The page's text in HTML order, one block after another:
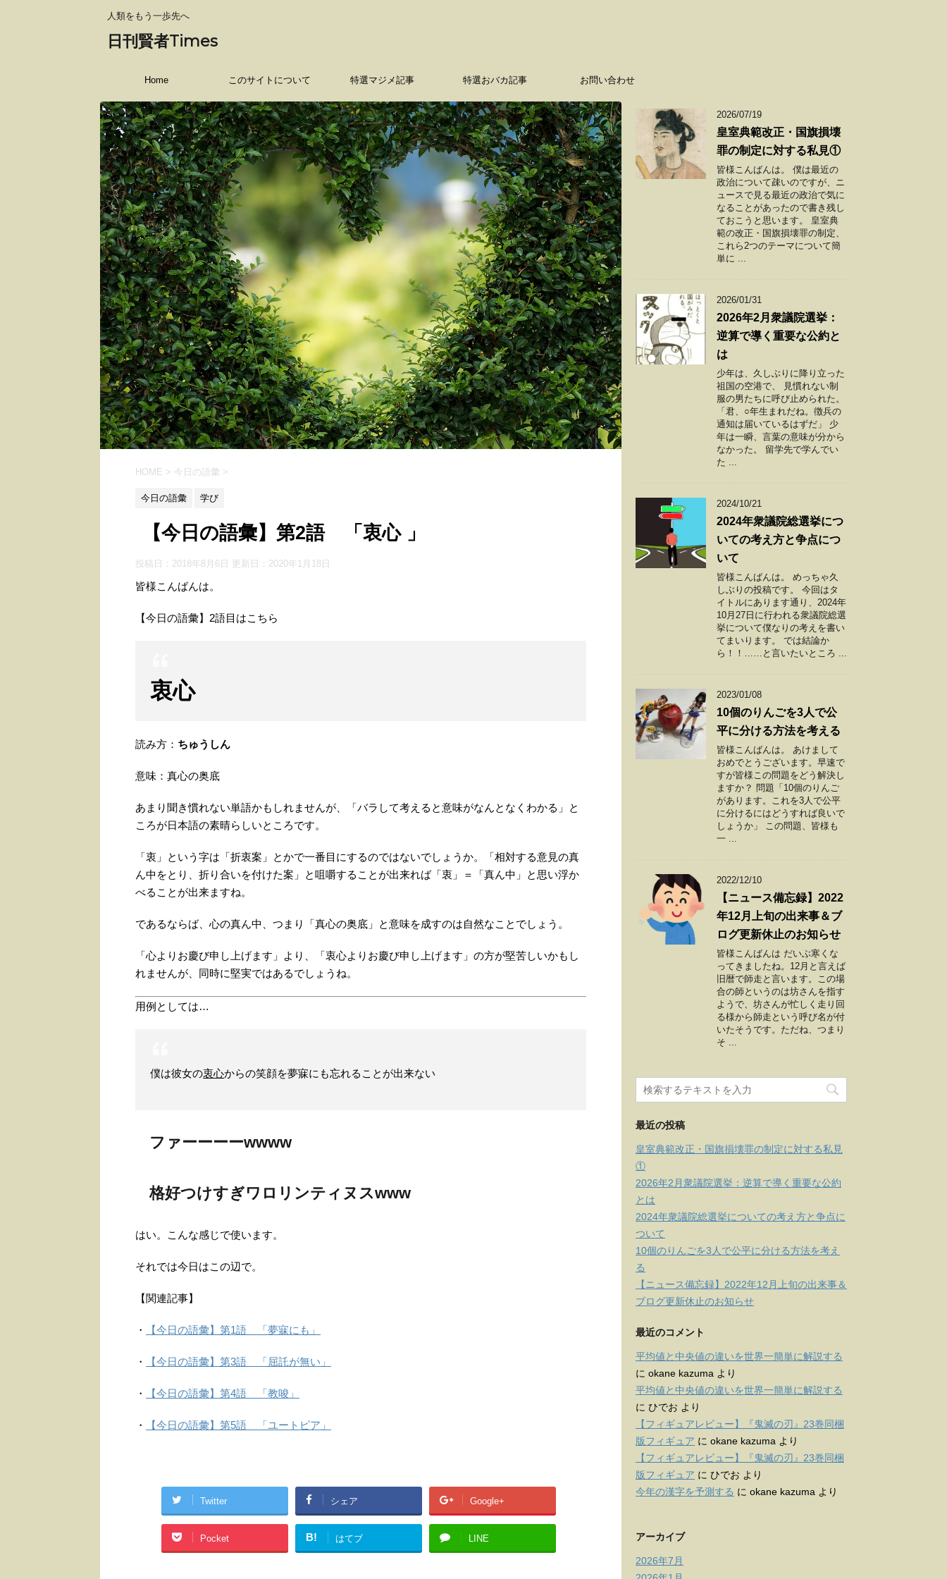
人類をもう一歩先へ
日刊賢者Times
Home このサイトについて 特選マジメ記事 特選おバカ記事 お問い合わせ
HOME > 今日の語彙 >
今日の語彙 学び
【今日の語彙】第2語 「衷心 」
投稿日：2018年8月6日 更新日： 2020年1月18日
皆様こんばんは。
【今日の語彙】2語目はこちら
衷心
読み方： ちゅうしん
意味：真心の奥底
あまり聞き慣れない単語かもしれませんが、「バラして考えると意味がなんとなくわかる」と
ころが日本語の素晴らしいところです。
「衷」という字は「折衷案」とかで一番目にするのではないでしょうか。「相対する意見の真
ん中をとり、折り合いを付けた案」と咀嚼することが出来れば「衷」＝「真ん中」と思い浮か
べることが出来ますね。
であるならば、心の真ん中、つまり「真心の奥底」と意味を成すのは自然なことでしょう。
「心よりお慶び申し上げます」より、「衷心よりお慶び申し上げます」の方が堅苦しいかもし
れませんが、同時に堅実ではあるでしょうね。
用例としては…
僕は彼女の衷心からの笑顔を夢寐にも忘れることが出来ない
ファーーーーwwww
格好つけすぎワロリンティヌスwww
はい。こんな感じで使います。
それでは今日はこの辺で。
【関連記事】
・ 【今日の語彙】第1語 「夢寐にも」
・ 【今日の語彙】第3語 「屈託が無い」
・ 【今日の語彙】第4語 「教唆」
・ 【今日の語彙】第5語 「ユートピア」
Twitter シェア Google+
Pocket B! はてブ LINE
2026/07/19
皇室典範改正・国旗損壊
罪の制定に対する私見①
皆様こんばんは。 僕は最近の
政治について疎いのですが、ニ
ュースで見る最近の政治で気に
なることがあったので書き残し
ておこうと思います。 皇室典
範の改正・国旗損壊罪の制定、
これら2つのテーマについて簡
単に ...
2026/01/31
2026年2月衆議院選挙：
逆算で導く重要な公約と
は
少年は、久しぶりに降り立った
祖国の空港で、 見慣れない制
服の男たちに呼び止められた。
「君、○年生まれだね。徴兵の
通知は届いているはずだ」 少
年は一瞬、言葉の意味が分から
なかった。 留学先で学んでい
た ...
2024/10/21
2024年衆議院総選挙につ
いての考え方と争点につ
いて
皆様こんばんは。 めっちゃ久
しぶりの投稿です。 今回はタ
イトルにあります通り、2024年
10月27日に行われる衆議院総選
挙について僕なりの考えを書い
てまいります。 では結論か
ら！！……と言いたいところ ...
2023/01/08
10個のりんごを3人で公
平に分ける方法を考える
皆様こんばんは。 あけまして
おめでとうございます。早速で
すが皆様この問題をどう解決し
ますか？ 問題「10個のりんご
があります。これを3人で公平
に分けるにはどうすれば良いで
しょうか」 この問題、皆様も
一 ...
2022/12/10
【ニュース備忘録】2022
年12月上旬の出来事＆ブ
ログ更新休止のお知らせ
皆様こんばんは だいぶ寒くな
ってきましたね。12月と言えば
旧暦で師走と言います。この場
合の師というのは坊さんを指す
ようで、坊さんが忙しく走り回
る様から師走という呼び名が付
いたそうです。ただね、つまり
そ ...
最近の投稿
皇室典範改正・国旗損壊罪の制定に対する私見
①
2026年2月衆議院選挙：逆算で導く重要な公約
とは
2024年衆議院総選挙についての考え方と争点に
ついて
10個のりんごを3人で公平に分ける方法を考え
る
【ニュース備忘録】2022年12月上旬の出来事＆
ブログ更新休止のお知らせ
最近のコメント
平均値と中央値の違いを世界一簡単に解説する
に okane kazuma より
平均値と中央値の違いを世界一簡単に解説する
に ひでお より
【フィギュアレビュー】『鬼滅の刃』23巻同梱
版フィギュア に okane kazuma より
【フィギュアレビュー】『鬼滅の刃』23巻同梱
版フィギュア に ひでお より
今年の漢字を予測する に okane kazuma より
アーカイブ
2026年7月